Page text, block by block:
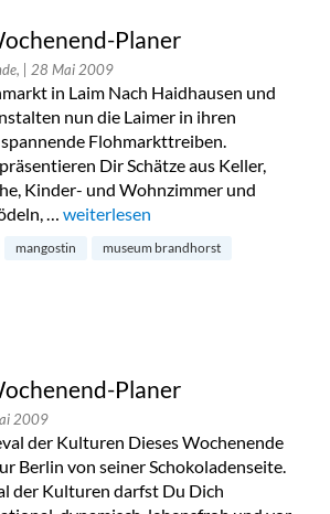
Planer
| 28 Mai 2009
in Laim Nach Haidhausen und
nun die Laimer in ihren
Flohmarkttreiben.
Dir Schätze aus Keller,
Kinder- und Wohnzimmer und
… „Goldstück Wochenend-Planer“
weiterlesen
mangostin museum brandhorst
Planer
2009
der Kulturen Dieses Wochenende
Berlin von seiner Schokoladenseite.
der Kulturen darfst Du Dich